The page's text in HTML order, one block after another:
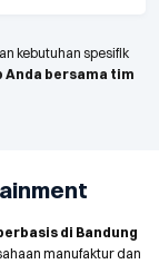
kebutuhan spesifik
Anda bersama tim
di Bandung
manufaktur dan